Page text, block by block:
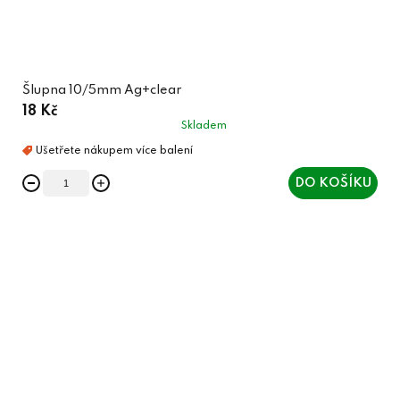
Šlupna 10/5mm Ag+clear
18 Kč
Skladem
DO KOŠÍKU